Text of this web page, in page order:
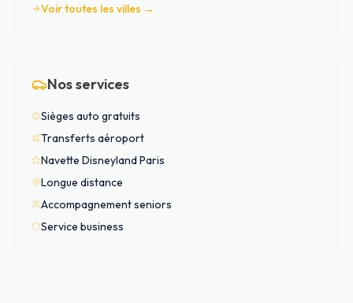
Voir toutes les villes →
Nos services
Sièges auto gratuits
Transferts aéroport
Navette Disneyland Paris
Longue distance
Accompagnement seniors
Service business